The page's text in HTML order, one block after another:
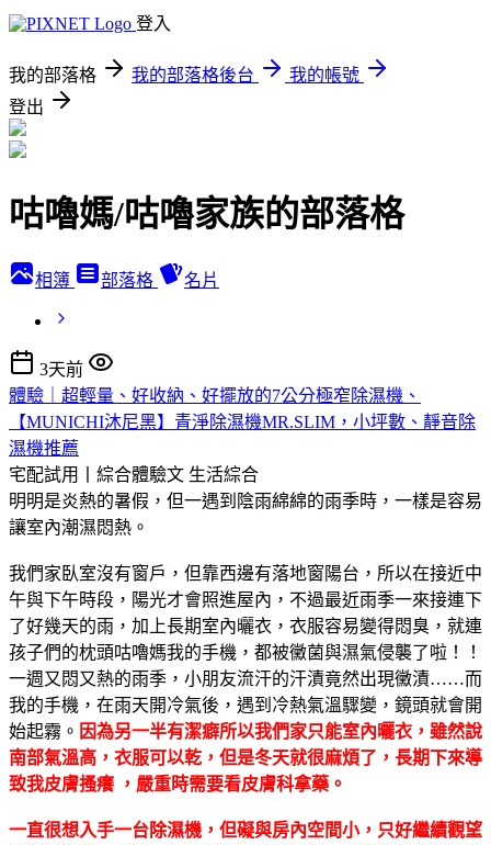
登入
我的部落格 我的部落格後台
我的帳號
登出
咕嚕媽/咕嚕家族的部落格
相簿 部落格 名片
3天前
體驗｜超輕量、好收納、好擺放的7公分極窄除濕機、
【MUNICHI沐尼黑】青淨除濕機MR.SLIM，小坪數、靜音除
濕機推薦
宅配試用丨綜合體驗文 生活綜合
明明是炎熱的暑假，但一遇到陰雨綿綿的雨季時，一樣是容易
讓室內潮濕悶熱。
我們家臥室沒有窗戶，但靠西邊有落地窗陽台，所以在接近中
午與下午時段，陽光才會照進屋內，不過最近雨季一來接連下
了好幾天的雨，加上長期室內曬衣，衣服容易變得悶臭，就連
孩子們的枕頭咕嚕媽我的手機，都被黴菌與濕氣侵襲了啦！！
一週又悶又熱的雨季，小朋友流汗的汗漬竟然出現黴漬……而
我的手機，在雨天開冷氣後，遇到冷熱氣溫驟變，鏡頭就會開
始起霧。 因為另一半有潔癖所以我們家只能室內曬衣，雖然說
南部氣溫高，衣服可以乾，但是冬天就很麻煩了，長期下來導
致我皮膚搔癢 ，嚴重時需要看皮膚科拿藥。
一直很想入手一台除濕機，但礙與房內空間小，只好繼續觀望